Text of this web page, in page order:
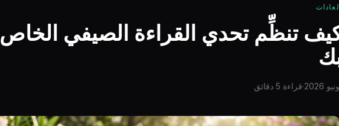
تنظِّم تحدي القراءة الصيفي الخاص
2026
·قراءة 5 دقائق